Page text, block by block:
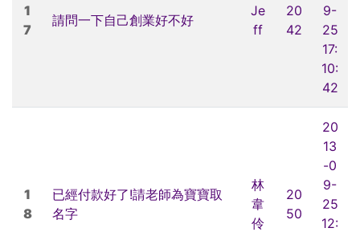
1
7
請問一下自己創業好不好
Je
ff
20
42
9-
25
17:
10:
42
1
8
已經付款好了!請老師為寶寶取
名字
林
韋
伶
20
50
20
13
-0
9-
25
12: